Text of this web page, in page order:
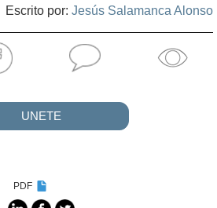
Escrito por: Jesús Salamanca Alonso
UNETE
PDF